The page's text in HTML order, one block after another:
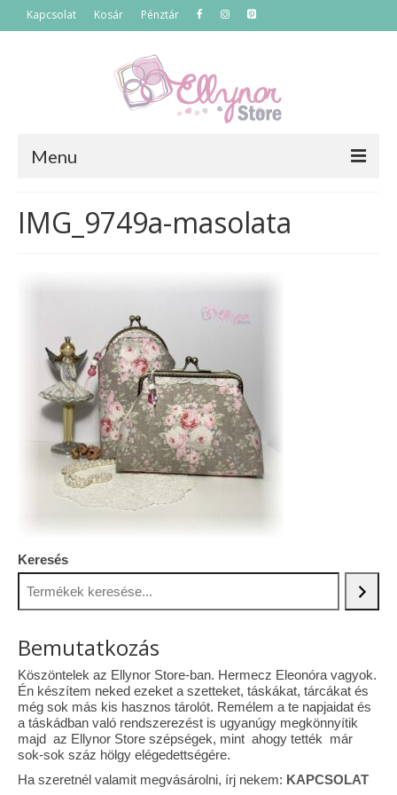
Kapcsolat Kosár Pénztár
Menu
Termékek
Akciós termékek
Táskák
Neszeszerek
Tárcák
Szemüvegtokok
Zsebkendő tartók
Bankkártya tartók
Tolltartók
Mobiltelefon tartók
Tote bag
Piactér
Kosár
Galéria
Hasznos információk
IMG_9749a-masolata
Keresés
Bemutatkozás
Köszöntelek az Ellynor Store-ban. Hermecz Eleonóra vagyok.
Én készítem neked ezeket a szetteket, táskákat, tárcákat és
még sok más kis hasznos tárolót. Remélem a te napjaidat és
a táskádban való rendszerezést is ugyanúgy megkönnyítik
majd az Ellynor Store szépségek, mint ahogy tették már
sok-sok száz hölgy elégedettségére.
Ha szeretnél valamit megvásárolni, írj nekem: KAPCSOLAT